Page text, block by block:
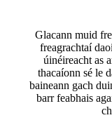
Glacann muid
freagrachtaí
úinéireacht as
thacaíonn sé le
baineann gach
barr feabhais